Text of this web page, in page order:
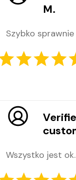
M.
Szybko
Wszystko jest